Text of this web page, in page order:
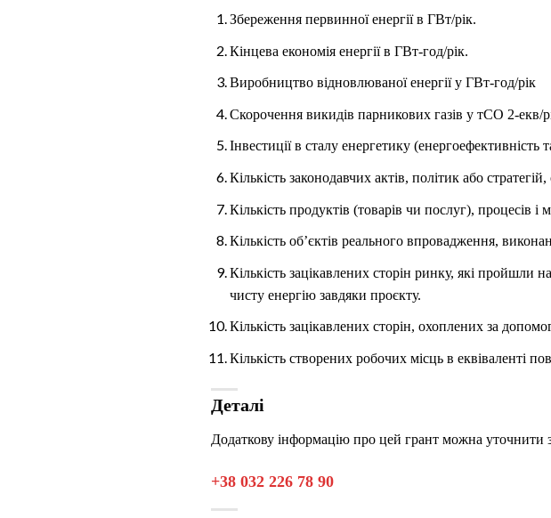
Збереження первинної енергії в ГВт/рік.
Кінцева економія енергії в ГВт-год/рік.
Виробництво відновлюваної енергії у ГВт-год/рік
Скорочення викидів парникових газів у тCO 2-екв/
Інвестиції в сталу енергетику
Кількість законодавчих актів, політик або
Кількість продуктів (товарів чи послуг), процесів
Кількість об’єктів реального впровадження,
Кількість зацікавлених сторін ринку, які
чисту енергію завдяки проєкту.
Кількість зацікавлених сторін, охоплених за
Кількість створених робочих місць в еквіваленті
Деталі
Додаткову інформацію про цей грант можна уточнити
+38 032 226 78 90